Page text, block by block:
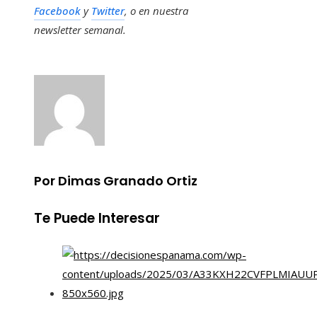
Facebook y Twitter, o en nuestra
newsletter semanal.
Por Dimas Granado Ortiz
Te Puede Interesar